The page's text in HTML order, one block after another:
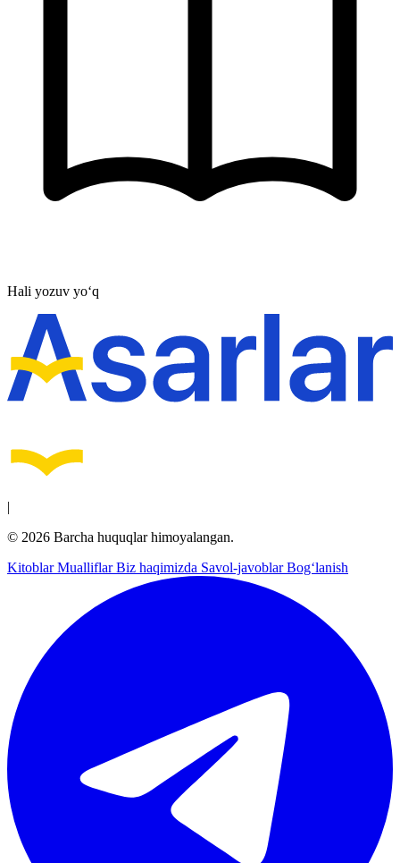
Hali yozuv yo‘q
|
© 2026 Barcha huquqlar himoyalangan.
KitoblarMualliflarBiz haqimizda Savol-javoblarBog‘lanish